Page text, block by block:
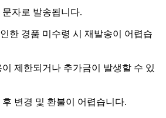
문자로 발송됩니다.
한 경품 미수령 시 재발송이 어렵습
제한되거나 추가금이 발생할 수 있
변경 및 환불이 어렵습니다.